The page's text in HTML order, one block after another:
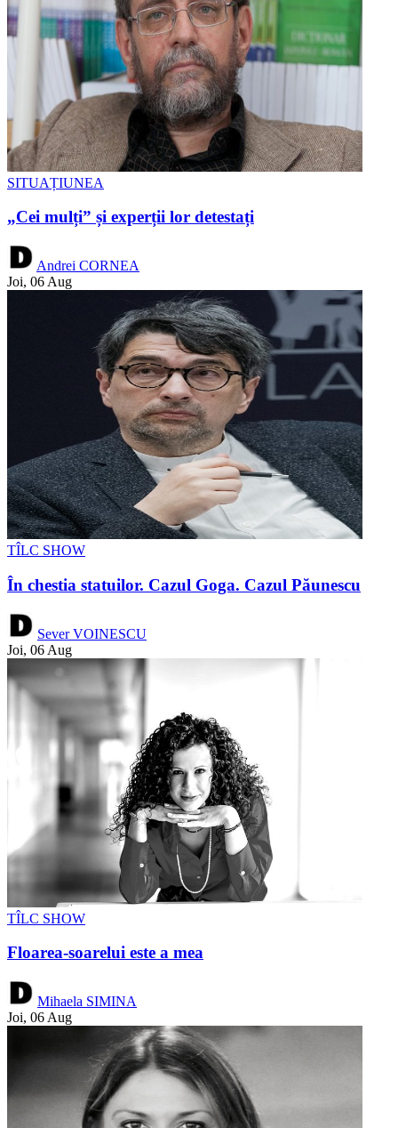
SITUAȚIUNEA
„Cei mulți” și experții lor detestați
Andrei CORNEA
Joi, 06 Aug
TÎLC SHOW
În chestia statuilor. Cazul Goga. Cazul Păunescu
Sever VOINESCU
Joi, 06 Aug
TÎLC SHOW
Floarea-soarelui este a mea
Mihaela SIMINA
Joi, 06 Aug